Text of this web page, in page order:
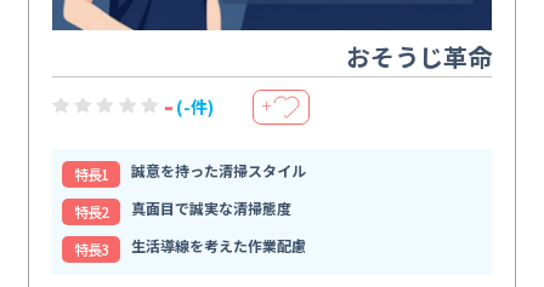
おそうじ革命
- (-件) ＋
特⻑1
誠意を持った清掃スタイル
特⻑2
真面目で誠実な清掃態度
特⻑3
生活導線を考えた作業配慮